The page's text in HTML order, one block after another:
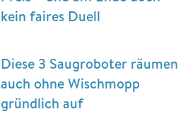
kein faires Duell
Diese 3 Saugroboter räumen
auch ohne Wischmopp
gründlich auf